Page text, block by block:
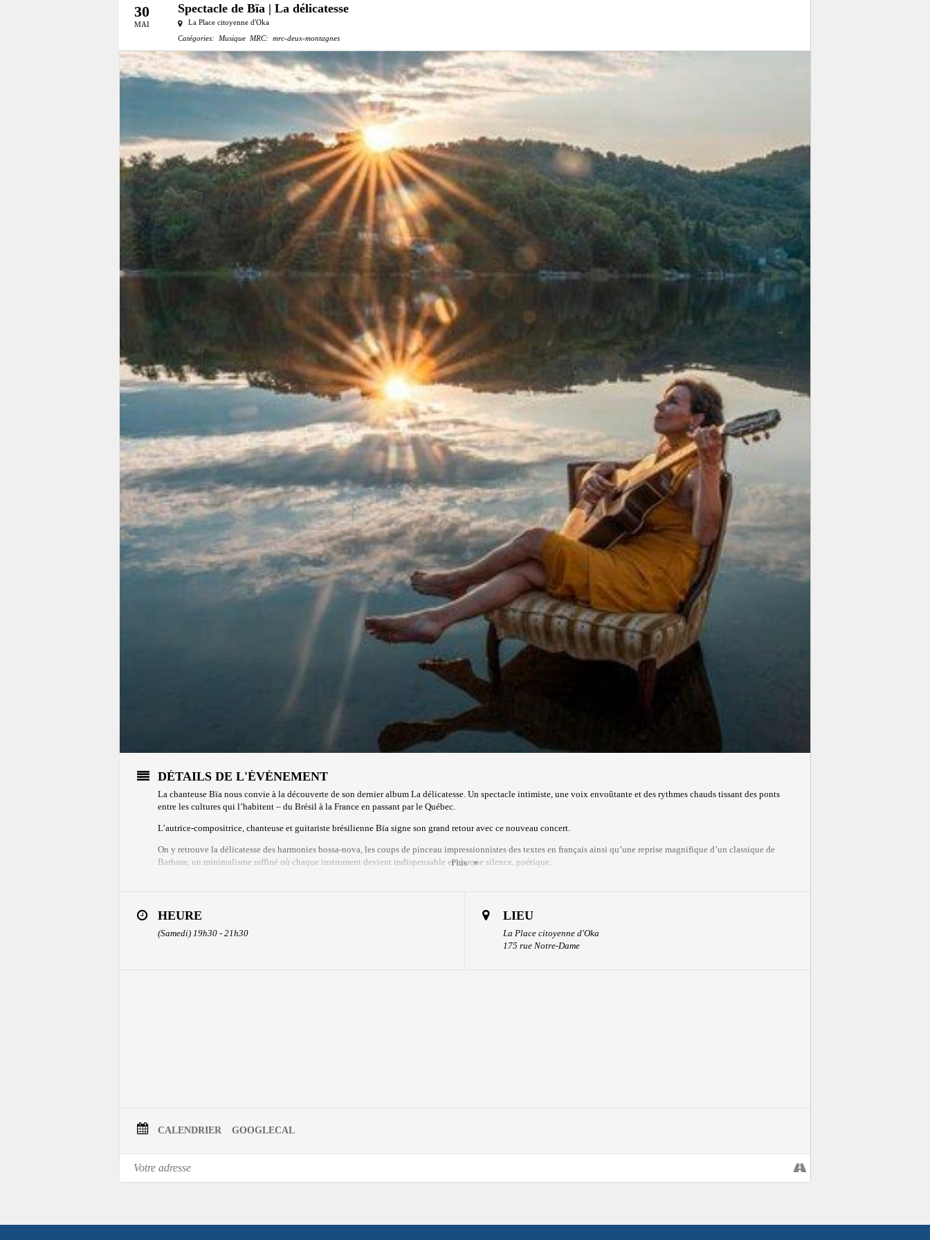
30
MAI
Spectacle de Bïa | La délicatesse
La Place citoyenne d'Oka
Catégories:
Musique MRC: mrc-deux-montagnes
Plus
DÉTAILS DE L'ÉVÉNEMENT
La chanteuse Bïa nous convie à la découverte de son dernier album La délicatesse. Un spectacle intimiste, une voix envoûtante et des rythmes chauds tissant des ponts
entre les cultures qui l’habitent – du Brésil à la France en passant par le Québec.
L’autrice-compositrice, chanteuse et guitariste brésilienne Bïa signe son grand retour avec ce nouveau concert.
On y retrouve la délicatesse des harmonies bossa-nova, les coups de pinceau impressionnistes des textes en français ainsi qu’une reprise magnifique d’un classique de
Barbara; un minimalisme raffiné où chaque instrument devient indispensable et chaque silence, poétique.
HEURE
(Samedi) 19h30 - 21h30
LIEU
La Place citoyenne d'Oka
175 rue Notre-Dame
CALENDRIER GOOGLECAL